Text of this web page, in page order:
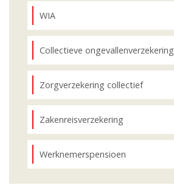
WIA
Collectieve ongevallenverzekering
Zorgverzekering collectief
Zakenreisverzekering
Werknemerspensioen